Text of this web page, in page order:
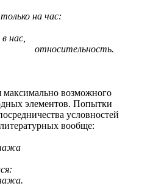
на час:
возможного
элементов. Попытки
условностей
вообще: